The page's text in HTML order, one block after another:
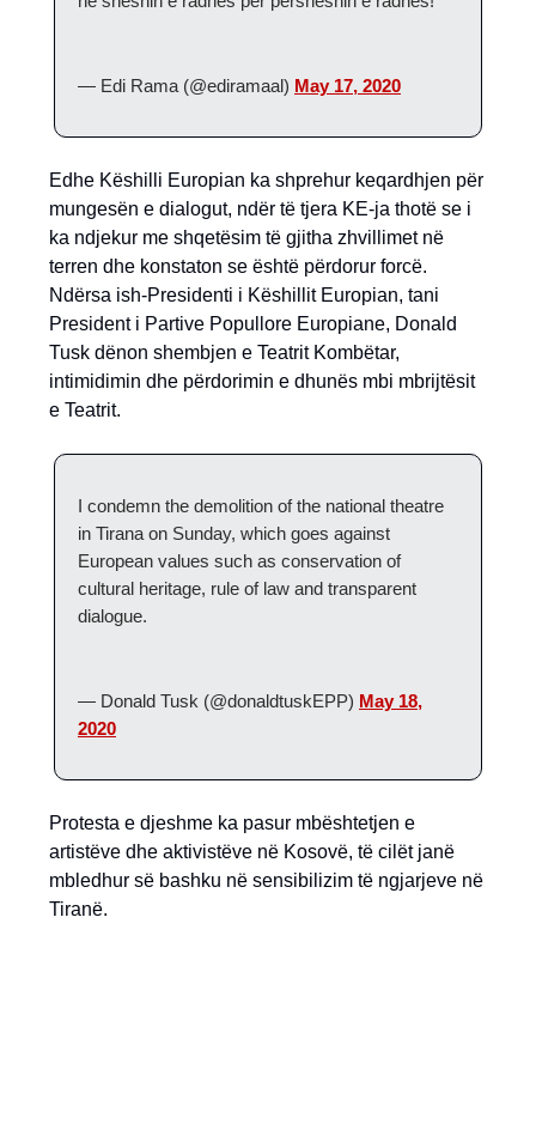
— Edi Rama (@ediramaal) May 17, 2020
Edhe Këshilli Europian ka shprehur keqardhjen për
mungesën e dialogut, ndër të tjera KE-ja thotë se i
ka ndjekur me shqetësim të gjitha zhvillimet në
terren dhe konstaton se është përdorur forcë.
Ndërsa ish-Presidenti i Këshillit Europian, tani
President i Partive Popullore Europiane, Donald
Tusk dënon shembjen e Teatrit Kombëtar,
intimidimin dhe përdorimin e dhunës mbi mbrijtësit
e Teatrit.
I condemn the demolition of the national theatre
in Tirana on Sunday, which goes against
European values such as conservation of
cultural heritage, rule of law and transparent
dialogue.
— Donald Tusk (@donaldtuskEPP) May 18,
2020
Protesta e djeshme ka pasur mbështetjen e
artistëve dhe aktivistëve në Kosovë, të cilët janë
mbledhur së bashku në sensibilizim të ngjarjeve në
Tiranë.